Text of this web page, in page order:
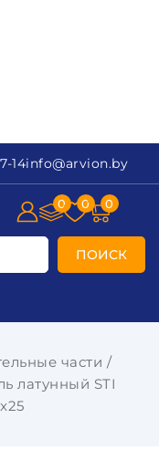
14info@arvion.by
ПОИСК
0 0 0
части
латунный STI